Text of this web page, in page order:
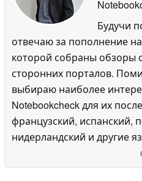
Будучи
отвечаю за пополнение
которой собраны обзоры
сторонних порталов.
выбираю наиболее
Notebookcheck для их
французский, испанский,
нидерландский и другие